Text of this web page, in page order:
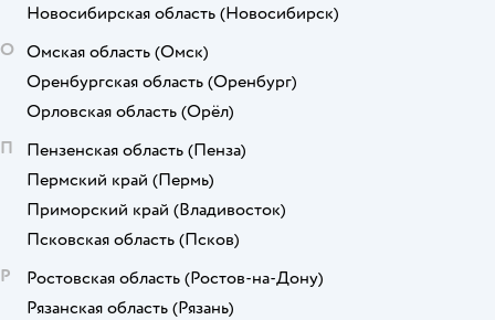
Новосибирская область (Новосибирск)
О Омская область (Омск)
Оренбургская область (Оренбург)
Орловская область (Орёл)
П
Пензенская область (Пенза)
Пермский край (Пермь)
Приморский край (Владивосток)
Псковская область (Псков)
Р
Ростовская область (Ростов-на-Дону)
Рязанская область (Рязань)